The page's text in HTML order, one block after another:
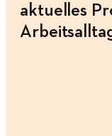
aktuelles